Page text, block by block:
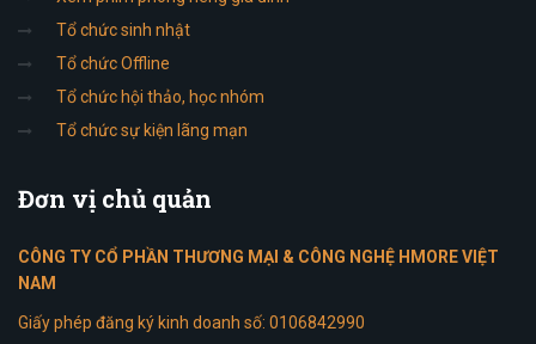
Tổ chức sinh nhật
Tổ chức Offline
Tổ chức hội thảo, học nhóm
Tổ chức sự kiện lãng mạn
Đơn vị chủ quản
CÔNG TY CỔ PHẦN THƯƠNG MẠI & CÔNG NGHỆ HMORE VIỆT
NAM
Giấy phép đăng ký kinh doanh số: 0106842990